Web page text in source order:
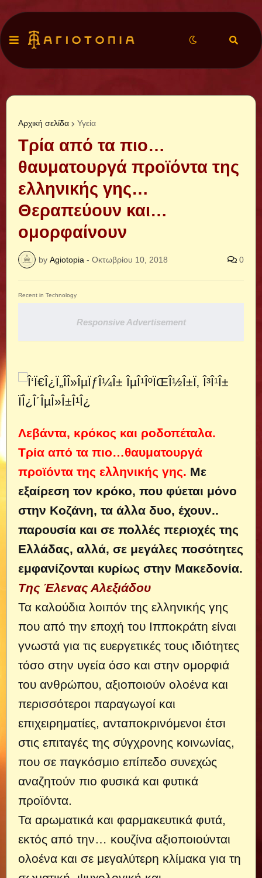
Αρχική σελίδα Υγεία
Τρία από τα πιο…
θαυματουργά προϊόντα της
ελληνικής γης…
Θεραπεύουν και…
ομορφαίνουν
by Agiotopia - Οκτωβρίου 10, 2018 0
Recent in Technology
Responsive Advertisement
Λεβάντα, κρόκος και ροδοπέταλα.
Τρία από τα πιο…θαυματουργά
προϊόντα της ελληνικής γης. Με
εξαίρεση τον κρόκο, που φύεται μόνο
στην Κοζάνη, τα άλλα δυο, έχουν..
παρουσία και σε πολλές περιοχές της
Ελλάδας, αλλά, σε μεγάλες ποσότητες
εμφανίζονται κυρίως στην Μακεδονία.
Της Έλενας Αλεξιάδου
Τα καλούδια λοιπόν της ελληνικής γης
που από την εποχή του Ιπποκράτη είναι
γνωστά για τις ευεργετικές τους ιδιότητες
τόσο στην υγεία όσο και στην ομορφιά
του ανθρώπου, αξιοποιούν ολοένα και
περισσότεροι παραγωγοί και
επιχειρηματίες, ανταποκρινόμενοι έτσι
στις επιταγές της σύγχρονης κοινωνίας,
που σε παγκόσμιο επίπεδο συνεχώς
αναζητούν πιο φυσικά και φυτικά
προϊόντα.
Τα αρωματικά και φαρμακευτικά φυτά,
εκτός από την… κουζίνα αξιοποιούνται
ολοένα και σε μεγαλύτερη κλίμακα για τη